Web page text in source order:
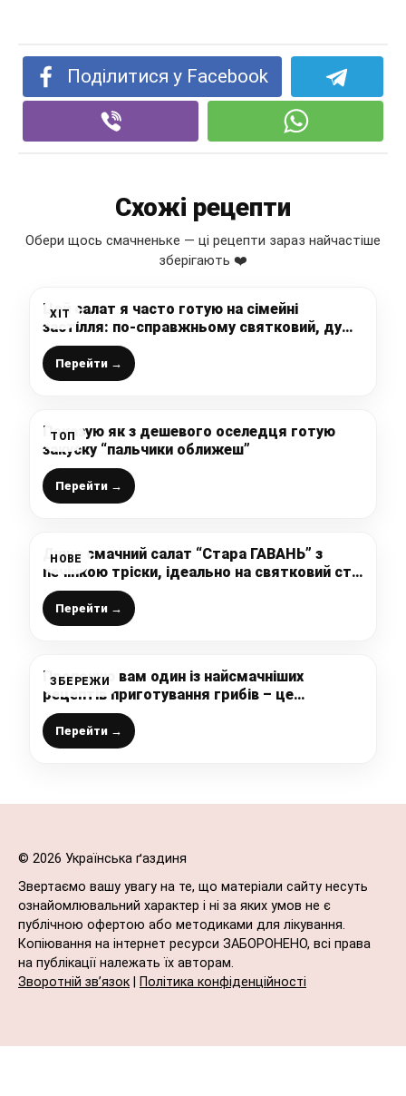
Поділитися у Facebook
Схожі рецепти
Обери щось смачненьке — ці рецепти зараз найчастіше
зберігають ❤️
ХІТ
Цей салат я часто готую на сімейні
застілля: по-справжньому святковий, дуже
смачний і готується дуже просто і легко
Перейти →
ТОП
Показую як з дешевого оселедця готую
закуску “пальчики оближеш”
Перейти →
НОВЕ
Дуже смачний салат “Стара ГАВАНЬ” з
печінкою тріски, ідеально на святковий стіл
і не тільки
Перейти →
ЗБЕРЕЖИ
Пропоную вам один із найсмачніших
рецептів приготування грибів – це
“Печериці по-корейськи”
Перейти →
© 2026 Українська ґаздиня
Звертаємо вашу увагу на те, що матеріали сайту несуть
ознайомлювальний характер і ні за яких умов не є
публічною офертою або методиками для лікування.
Копіювання на інтернет ресурси ЗАБОРОНЕНО, всі права
на публікації належать їх авторам.
Зворотній зв’язок
Політика конфіденційності